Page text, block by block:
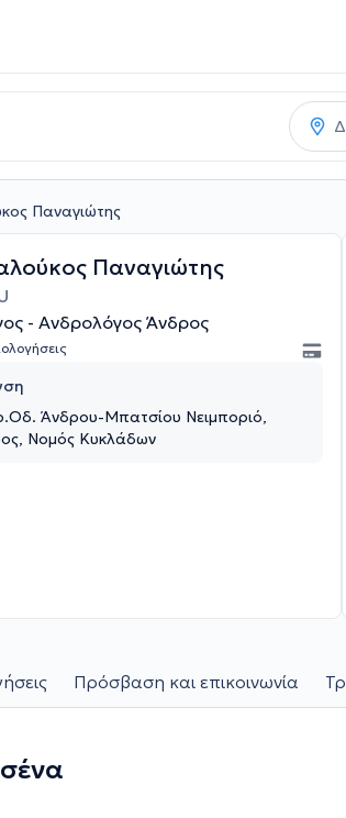
Παναγιώτης
Παναγιώτης
- Ανδρολόγος Άνδρος
Άνδρου-Μπατσίου Νειμποριό,
Νομός Κυκλάδων
Πρόσβαση και επικοινωνία